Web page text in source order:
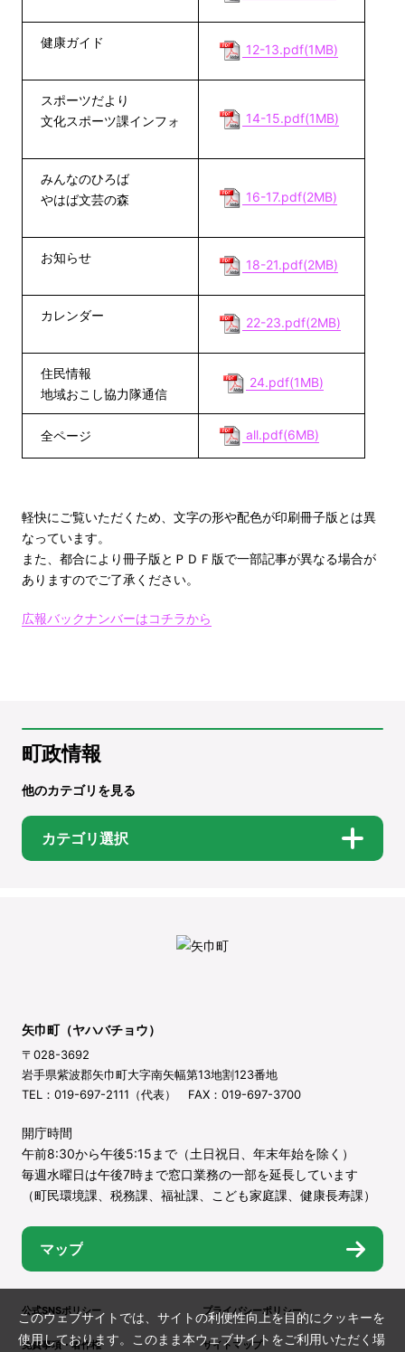
健康ガイド 12-13.pdf(1MB)
スポーツだより
文化スポーツ課インフォ
14-15.pdf(1MB)
みんなのひろば
やはば文芸の森
16-17.pdf(2MB)
お知らせ 18-21.pdf(2MB)
カレンダー 22-23.pdf(2MB)
住民情報
地域おこし協力隊通信
24.pdf(1MB)
全ページ all.pdf(6MB)
軽快にご覧いただくため、文字の形や配色が印刷冊子版とは異
なっています。
また、都合により冊子版とＰＤＦ版で一部記事が異なる場合が
ありますのでご了承ください。
広報バックナンバーはコチラから
町政情報
他のカテゴリを見る
カテゴリ選択
矢巾町（ヤハバチョウ）
〒028-3692
岩手県紫波郡矢巾町大字南矢幅第13地割123番地
TEL：019-697-2111（代表） FAX：019-697-3700
開庁時間
午前8:30から午後5:15まで（土日祝日、年末年始を除く）
毎週水曜日は午後7時まで窓口業務の一部を延長しています
（町民環境課、税務課、福祉課、こども家庭課、健康長寿課）
マップ
公式SNSポリシー プライバシーポリシー
免責事項・著作権 サイトマップ
このウェブサイトでは、サイトの利便性向上を目的にクッキーを
使用しております。このまま本ウェブサイトをご利用いただく場